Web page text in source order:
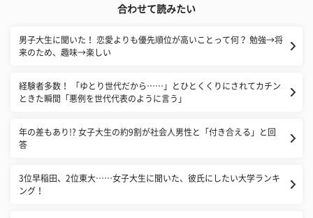
合わせて読みたい
男子大生に聞いた！ 恋愛よりも優先順位が高いことって何？ 勉強→将
来のため、趣味→楽しい
経験者多数！ 「ゆとり世代だから……」とひとくくりにされてカチン
ときた瞬間「悪例を世代代表のように言う」
年の差もあり!? 女子大生の約9割が社会人男性と「付き合える」と回
答
3位早稲田、2位東大……女子大生に聞いた、彼氏にしたい大学ランキ
ング！